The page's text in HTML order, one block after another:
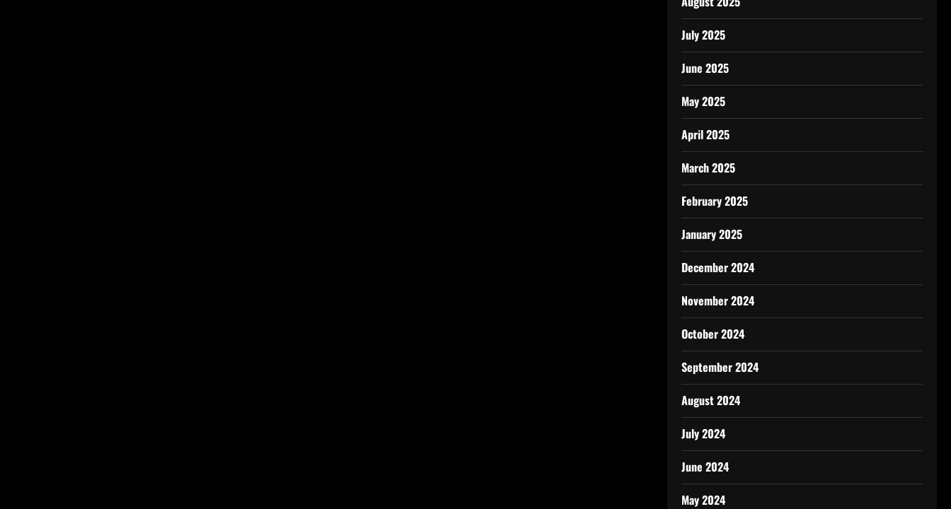
July 2025
June 2025
May 2025
April 2025
March 2025
February 2025
January 2025
December 2024
November 2024
October 2024
September 2024
August 2024
July 2024
June 2024
May 2024